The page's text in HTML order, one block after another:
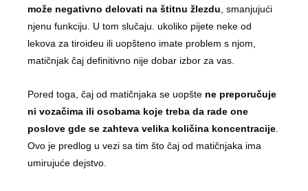
može negativno delovati na štitnu žlezdu, smanjujući
njenu funkciju. U tom slučaju. ukoliko pijete neke od
lekova za tiroideu ili uopšteno imate problem s njom,
matičnjak čaj definitivno nije dobar izbor za vas.
Pored toga, čaj od matičnjaka se uopšte ne preporučuje
ni vozačima ili osobama koje treba da rade one
poslove gde se zahteva velika količina koncentracije.
Ovo je predlog u vezi sa tim što čaj od matičnjaka ima
umirujuće dejstvo.